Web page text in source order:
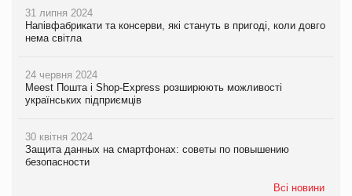
31 липня 2024
Напівфабрикати та консерви, які стануть в пригоді, коли довго
нема світла
24 червня 2024
Meest Пошта і Shop-Express розширюють можливості
українських підприємців
30 квітня 2024
Защита данных на смартфонах: советы по повышению
безопасности
Всі новини